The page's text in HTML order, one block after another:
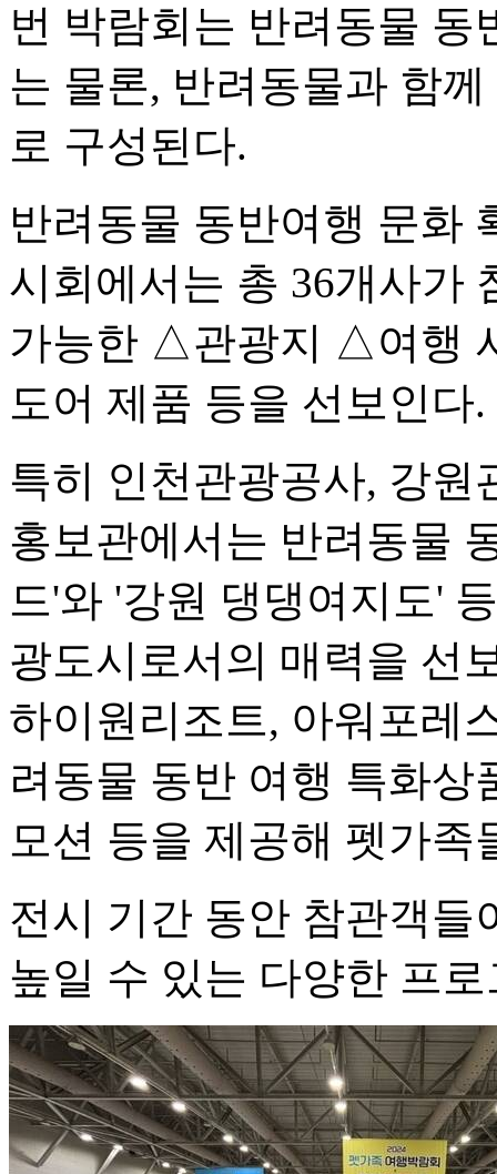
번 박람회는 반려동물
는 물론, 반려동물과 함
로 구성된다.
반려동물 동반여행 문화
시회에서는 총 36개사가
가능한 △관광지 △여행
도어 제품 등을 선보인다.
특히 인천관광공사, 강원
홍보관에서는 반려동물
드'와 '강원 댕댕여지도'
광도시로서의 매력을 선
하이원리조트, 아워포레
려동물 동반 여행 특화
모션 등을 제공해 펫가족
전시 기간 동안 참관객들
높일 수 있는 다양한 프